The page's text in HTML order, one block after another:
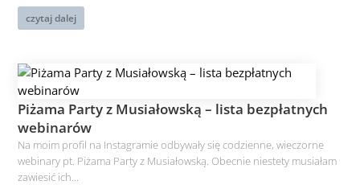
czytaj dalej
Piżama Party z Musiałowską – lista bezpłatnych
webinarów
Na moim profil na Instagramie odbywały się codzienne, wieczorne
webinary pt. Piżama Party z Musiałowską. Obecnie niestety musiałam
zawiesić ich...